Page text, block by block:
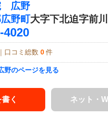
広野
野町大字下北迫字前
4020
口コミ総数 0 件
のページを見る
く ネット・